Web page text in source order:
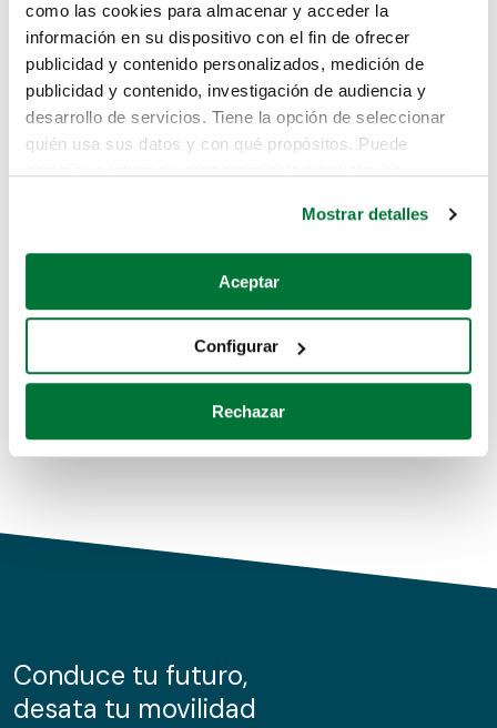
como las cookies para almacenar y acceder la
información en su dispositivo con el fin de ofrecer
publicidad y contenido personalizados, medición de
publicidad y contenido, investigación de audiencia y
desarrollo de servicios. Tiene la opción de seleccionar
quién usa sus datos y con qué propósitos. Puede
Si lo permite, también quisiéramos:
Recopilar información sobre su ubicación geográfica
Identificar su dispositivo analizándolo activamente
para buscar características específicas (huellas
Obtenga más información sobre cómo se procesan sus
de cookies.
información sobre el uso que haga del sitio web con
nuestros partners de redes sociales, publicidad y análisis
Mostrar detalles
Aceptar
Configurar
Rechazar
Lo sentimos, no sabemos como
te hemos traido hasta aquí.
Pero puedes encontrar el coche que estás
buscando en alguno de estos enlaces:
Coches de segunda mano
Coches de km0
Conduce tu futuro,
desata tu movilidad